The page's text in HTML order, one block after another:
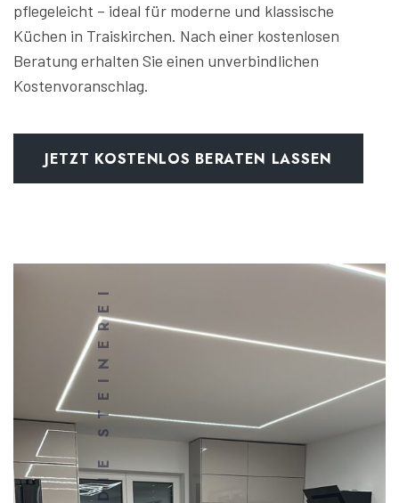
pflegeleicht – ideal für moderne und klassische
Küchen in Traiskirchen. Nach einer kostenlosen
Beratung erhalten Sie einen unverbindlichen
Kostenvoranschlag.
JETZT KOSTENLOS BERATEN LASSEN
DIE STEINEREI